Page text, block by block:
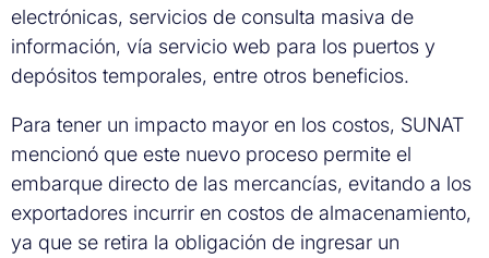
electrónicas, servicios de consulta masiva de
información, vía servicio web para los puertos y
depósitos temporales, entre otros beneficios.
Para tener un impacto mayor en los costos, SUNAT
mencionó que este nuevo proceso permite el
embarque directo de las mercancías, evitando a los
exportadores incurrir en costos de almacenamiento,
ya que se retira la obligación de ingresar un